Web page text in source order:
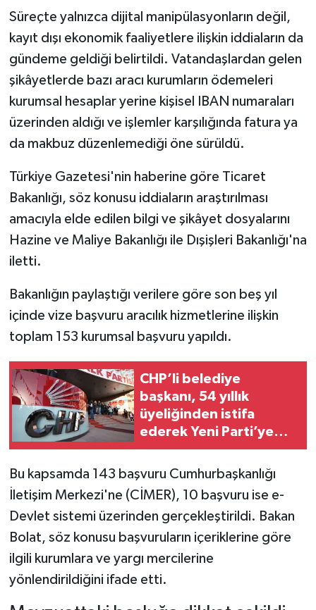
Süreçte yalnızca dijital manipülasyonların değil,
kayıt dışı ekonomik faaliyetlere ilişkin iddiaların da
gündeme geldiği belirtildi. Vatandaşlardan gelen
şikâyetlerde bazı aracı kurumların ödemeleri
kurumsal hesaplar yerine kişisel IBAN numaraları
üzerinden aldığı ve işlemler karşılığında fatura ya
da makbuz düzenlemediği öne sürüldü.
Türkiye Gazetesi'nin haberine göre Ticaret
Bakanlığı, söz konusu iddiaların araştırılması
amacıyla elde edilen bilgi ve şikâyet dosyalarını
Hazine ve Maliye Bakanlığı ile Dışişleri Bakanlığı'na
iletti.
Bakanlığın paylaştığı verilere göre son beş yıl
içinde vize başvuru aracılık hizmetlerine ilişkin
toplam 153 kurumsal başvuru yapıldı.
CHP’li belediye
başkanı, 54 yıllık
üyeliğinden istifa
ederek Yeni Parti’ye
geçti!
Bu kapsamda 143 başvuru Cumhurbaşkanlığı
İletişim Merkezi'ne (CİMER), 10 başvuru ise e-
Devlet sistemi üzerinden gerçekleştirildi. Bakan
Bolat, söz konusu başvuruların içeriklerine göre
ilgili kurumlara ve yargı mercilerine
yönlendirildiğini ifade etti.